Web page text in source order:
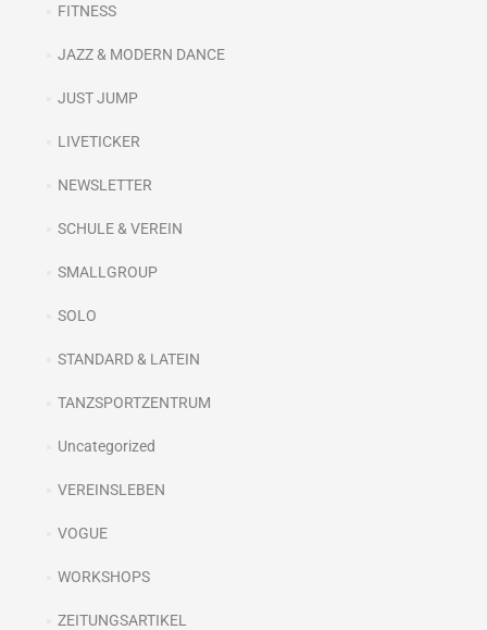
FITNESS
JAZZ & MODERN DANCE
JUST JUMP
LIVETICKER
NEWSLETTER
SCHULE & VEREIN
SMALLGROUP
SOLO
STANDARD & LATEIN
TANZSPORTZENTRUM
Uncategorized
VEREINSLEBEN
VOGUE
WORKSHOPS
ZEITUNGSARTIKEL